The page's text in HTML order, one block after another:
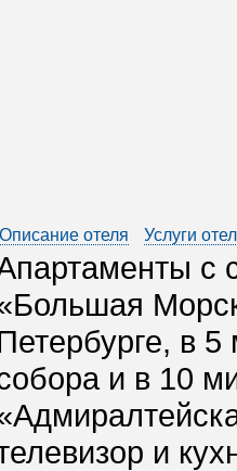
Описание отеля Услуги
с
в 5
и в 10
и